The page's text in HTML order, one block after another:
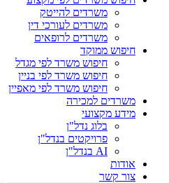
משרדים להייטק
משרדים לעורכי דין
משרדים לרופאים
חיפוש ממוקד
חיפוש משרד לפי מגדל
חיפוש משרד לפי בניין
חיפוש משרד לפי מאפיין
משרדים למכירה
מידע מקצועי
בלוג נדל"ן
פרויקטים בנדל"ן
AI בנדל"ן
אודות
צור קשר